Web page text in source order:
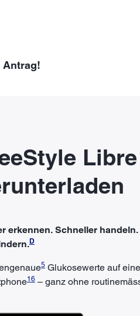
Antrag!
erkennen. Schneller
D
5 Glukosewerte auf
16 – ganz ohne